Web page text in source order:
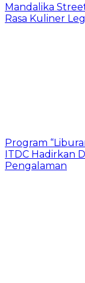
Mandalika
Rasa Kuliner
Program
ITDC Hadirkan
Pengalaman